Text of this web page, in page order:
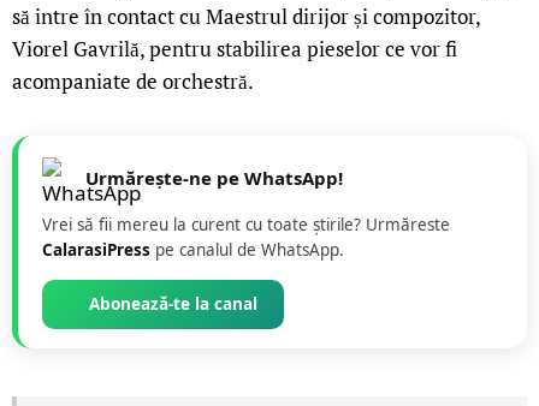
să intre în contact cu Maestrul dirijor și compozitor,
Viorel Gavrilă, pentru stabilirea pieselor ce vor fi
acompaniate de orchestră.
Urmărește-ne pe WhatsApp!
Vrei să fii mereu la curent cu toate știrile? Urmăreste
CalarasiPress pe canalul de WhatsApp.
Abonează-te la canal